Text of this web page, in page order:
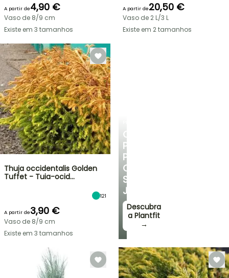
CONSELHOS
PERSONALIZADOS
PARA
O
SEU
JARDIM
Descubra
a Plantfit
→
A partir de4,90 €
Vaso de 8/9 cm
Existe em 3 tamanhos
A partir de20,50 €
Vaso de 2 L/3 L
Existe em 2 tamanhos
Thuja occidentalis Golden
Tuffet - Tuia-ocid…
121
A partir de3,90 €
Vaso de 8/9 cm
Existe em 3 tamanhos